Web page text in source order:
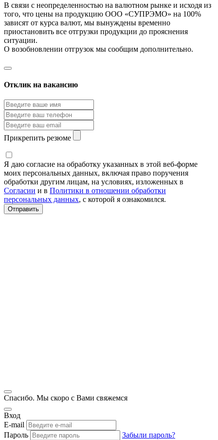
В связи с неопределенностью на валютном рынке и исходя из
того, что цены на продукцию ООО «СУПРЭМО» на 100%
зависят от курса валют, мы вынуждены временно
приостановить все отгрузки продукции до прояснения
ситуации.
О возобновлении отгрузок мы сообщим дополнительно.
Отклик на вакансию
Прикрепить резюме
Я даю согласие на обработку указанных в этой веб-форме
моих персональных данных, включая право поручения
обработки другим лицам, на условиях, изложенных в
Согласии и в Политики в отношении обработки
персональных данных, с которой я ознакомился.
Спасибо. Мы скоро с Вами свяжемся
Вход
E-mail
Пароль
Забыли пароль?